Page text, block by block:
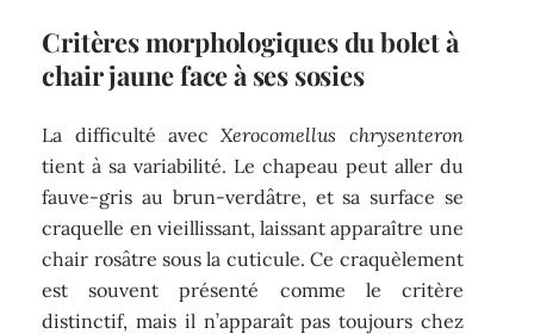
Critères morphologiques du bolet à
chair jaune face à ses sosies
La difficulté avecXerocomellus chrysenteron
tient à sa variabilité. Le chapeau peut aller du
fauve-gris au brun-verdâtre, et sa surface se
craquelle en vieillissant, laissant apparaître une
chair rosâtre sous la cuticule. Ce craquèlement
est souvent présenté comme le critère
distinctif, mais il n’apparaît pas toujours chez